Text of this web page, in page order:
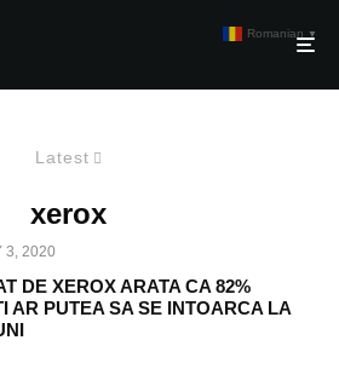
Latest
xerox
3, 2020
DE XEROX ARATA CA 82%
AR PUTEA SA SE INTOARCA LA
Romanian ▼